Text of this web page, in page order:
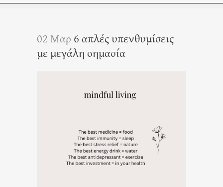
02 Μαρ 6 απλές υπενθυμίσεις
με μεγάλη σημασία